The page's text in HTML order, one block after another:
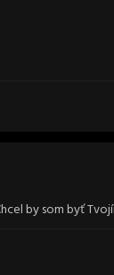
by som byť